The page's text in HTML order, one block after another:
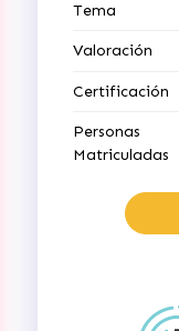
Tema
Valoración
Certificación
Personas
Matriculadas